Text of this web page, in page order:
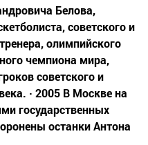
Белова,
советского и
олимпийского
чемпиона мира,
советского и
· 2005 В Москве на
государственных
останки Антона